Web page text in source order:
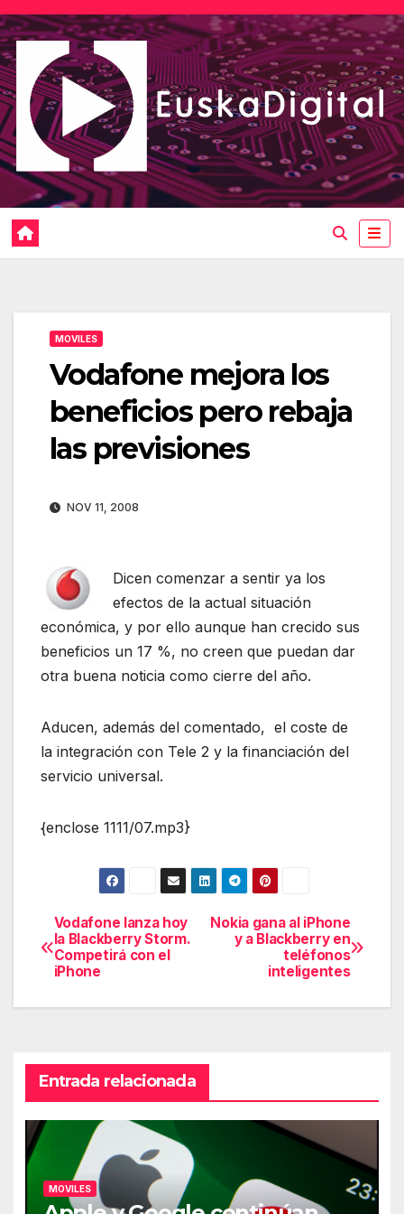
Saltar
al
contenido
MOVILES
Vodafone mejora los
beneficios pero rebaja
las previsiones
NOV 11, 2008
Dicen comenzar a sentir ya los
efectos de la actual situación
económica, y por ello aunque han crecido sus
beneficios un 17 %, no creen que puedan dar
otra buena noticia como cierre del año.
Aducen, además del comentado, el coste de
la integración con Tele 2 y la financiación del
servicio universal.
{enclose 1111/07.mp3}
Navegación
de
entradas
Nokia gana al iPhone
y a Blackberry en
teléfonos
inteligentes
Vodafone lanza hoy
la Blackberry Storm.
Competirá con el
iPhone
Entrada relacionada
MOVILES